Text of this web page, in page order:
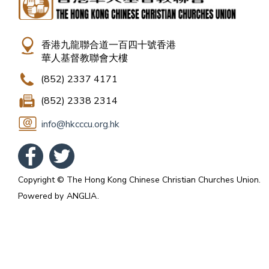
香港九龍聯合道一百四十號香港
華人基督教聯會大樓
(852) 2337 4171
(852) 2338 2314
info@hkcccu.org.hk
Copyright © The Hong Kong Chinese Christian Churches Union.
Powered by ANGLIA.